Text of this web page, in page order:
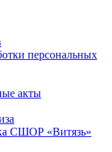
персональных
акты
СШОР «Витязь»